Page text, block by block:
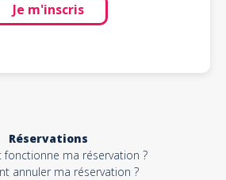
Je m'inscris
Réservations
fonctionne ma réservation ?
annuler ma réservation ?